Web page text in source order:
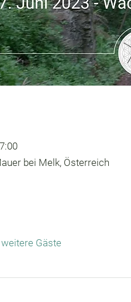
bei Melk, Österreich
Gäste